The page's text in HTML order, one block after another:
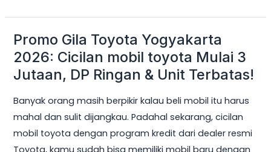
2026!
Promo Gila Toyota Yogyakarta
2026: Cicilan mobil toyota Mulai 3
Jutaan, DP Ringan & Unit Terbatas!
Banyak orang masih berpikir kalau beli mobil itu harus
mahal dan sulit dijangkau. Padahal sekarang, cicilan
mobil toyota dengan program kredit dari dealer resmi
Promo
Gila
Toyota
2026:
Cicilan
mobil